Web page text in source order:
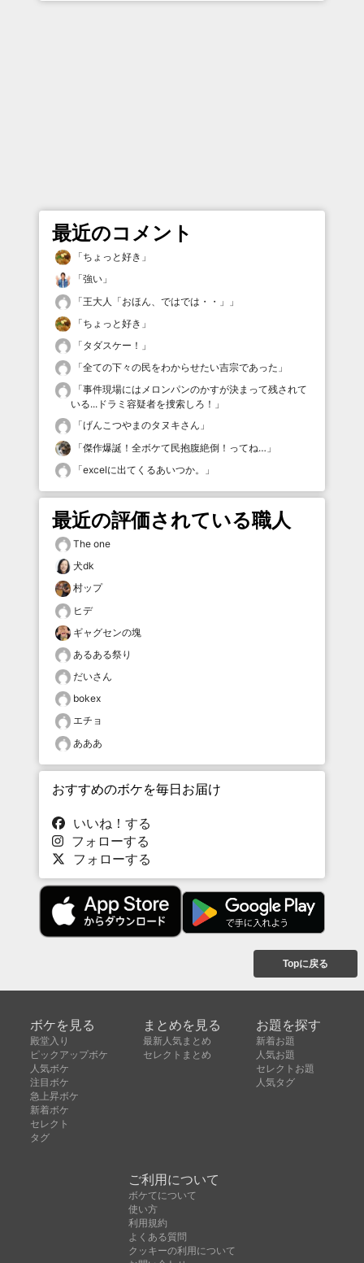
最近のコメント
「ちょっと好き 」
「強い 」
「王大人「おほん、ではでは・・」
」
「ちょっと好き 」
「タダスケー！ 」
「全ての下々の民をわからせたい吉宗であった 」
「事件現場にはメロンパンのかすが決まって残されて
いる...ドラミ容疑者を捜索しろ！ 」
「げんこつやまのタヌキさん 」
「傑作爆誕！全ボケて民抱腹絶倒！ってね… 」
「excelに出てくるあいつか。 」
最近の評価されている職人
The one
犬dk
村ップ
ヒデ
ギャグセンの塊
あるある祭り
だいさん
bokex
エチョ
あああ
おすすめのボケを毎日お届け
いいね！する
フォローする
フォローする
Topに戻る
ボケを見る
殿堂入り
ピックアップボケ
人気ボケ
注目ボケ
急上昇ボケ
新着ボケ
セレクト
タグ
まとめを見る
最新人気まとめ
セレクトまとめ
お題を探す
新着お題
人気お題
セレクトお題
人気タグ
ご利用について
ボケてについて
使い方
利用規約
よくある質問
クッキーの利用について